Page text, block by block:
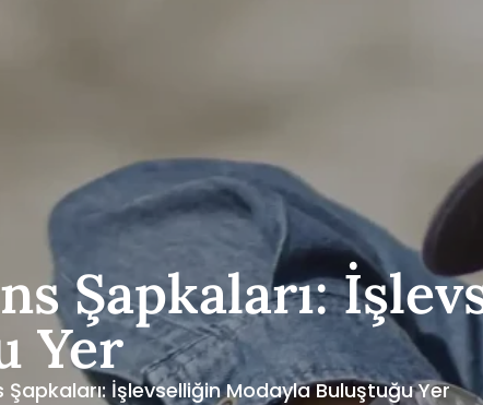
Şapkaları:
Yer
İşlevselliğin Modayla Buluştuğu Yer